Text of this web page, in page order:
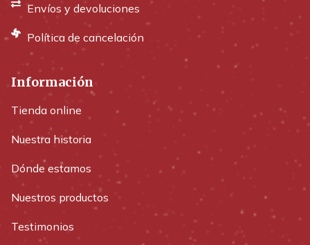
Envíos y devoluciones
Política de cancelación
Información
Tienda online
Nuestra historia
Dónde estamos
Nuestros productos
Testimonios